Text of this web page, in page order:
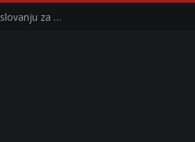
Kompanija Delez Srbija objavila Izveštaj o održivom poslovanju za 2025. godinu Briga o zajednici kroz program „Hrana za sve“ i edukaciju učenika